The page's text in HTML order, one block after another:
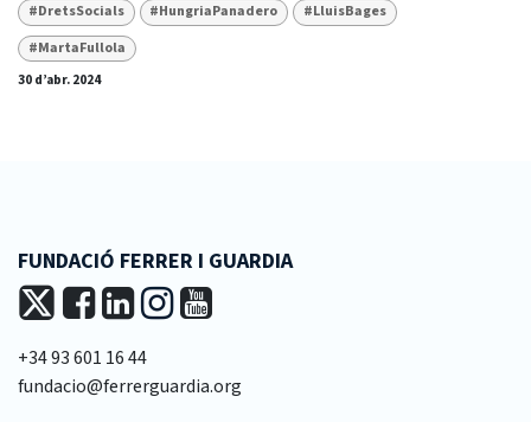
#DretsSocials #HungriaPanadero
#LluisBages
#MartaFullola
30 d’abr. 2024
FUNDACIÓ FERRER I GUARDIA
+34 93 601 16 44
fundacio@ferrerguardia.org